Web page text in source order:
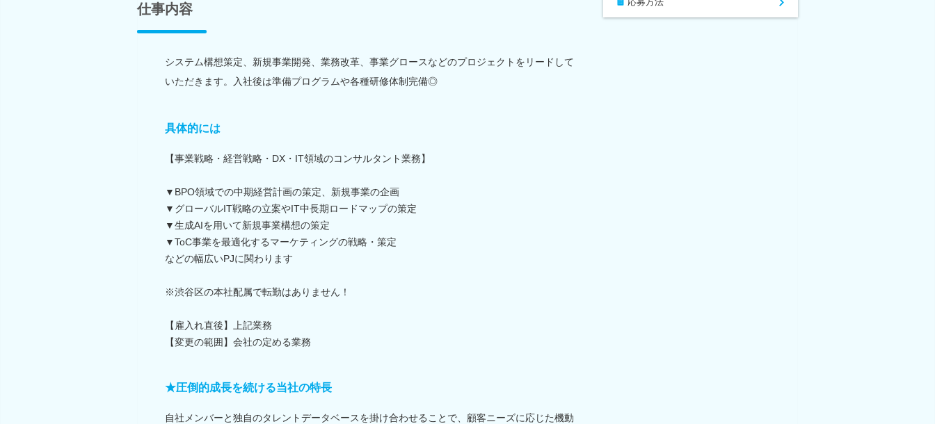
仕事内容
システム構想策定、新規事業開発、業務改革、事業グロースなどのプロジェクトをリードして
いただきます。入社後は準備プログラムや各種研修体制完備◎
具体的には
【事業戦略・経営戦略・DX・IT領域のコンサルタント業務】
▼BPO領域での中期経営計画の策定、新規事業の企画
▼グローバルIT戦略の立案やIT中長期ロードマップの策定
▼生成AIを用いて新規事業構想の策定
▼ToC事業を最適化するマーケティングの戦略・策定
などの幅広いPJに関わります
※渋谷区の本社配属で転勤はありません！
【雇入れ直後】上記業務
【変更の範囲】会社の定める業務
★圧倒的成長を続ける当社の特長
自社メンバーと独自のタレントデータベースを掛け合わせることで、顧客ニーズに応じた機動